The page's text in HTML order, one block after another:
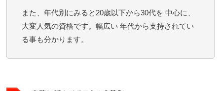
また、年代別にみると20歳以下から30代を 中心に、
大変人気の資格です。幅広い 年代から支持されてい
る事も分かります。